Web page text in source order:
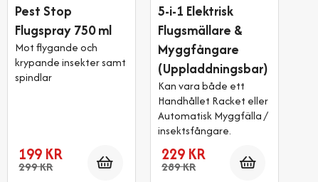
Pest Stop
Flugspray 750 ml
Mot flygande och
krypande insekter samt
spindlar
199 KR
299 KR
5-i-1 Elektrisk
Flugsmällare &
Myggfångare
(Uppladdningsbar)
Kan vara både ett
Handhållet Racket eller
Automatisk Myggfälla /
insektsfångare.
229 KR
289 KR